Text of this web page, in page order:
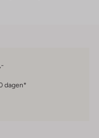
dagen*